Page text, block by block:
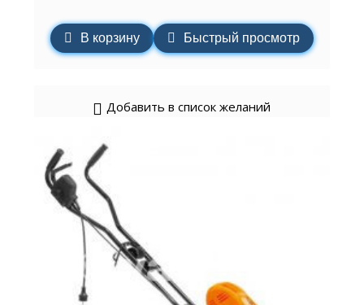
В корзину Быстрый просмотр
Добавить в список желаний